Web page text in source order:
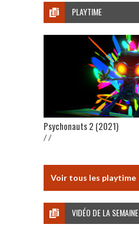
PLAYTIME
Psychonauts 2 (2021)
/ /
Voir tous les playtime
VIDÉO DE LA SEMAINE